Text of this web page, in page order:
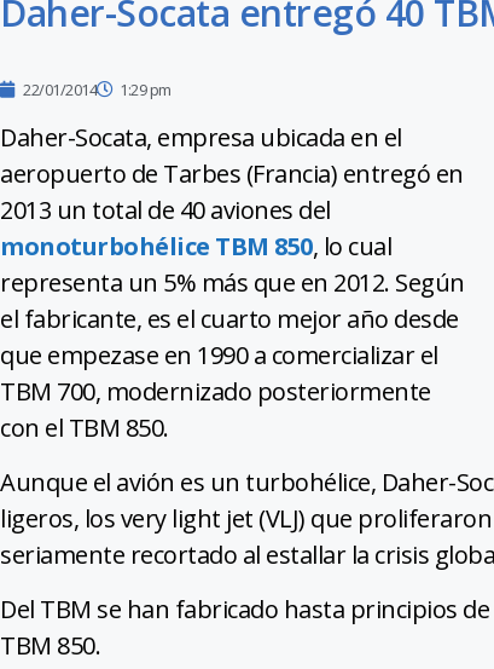
Daher-Socata entregó 40
22/01/2014 1:29 pm
Daher-Socata, empresa ubicada en el
aeropuerto de Tarbes (Francia) entregó en
2013 un total de 40 aviones del
monoturbohélice TBM 850, lo cual
representa un 5% más que en 2012. Según
el fabricante, es el cuarto mejor año desde
que empezase en 1990 a comercializar el
TBM 700, modernizado posteriormente
con el TBM 850.
Aunque el avión es un turbohélice, Daher-
ligeros, los very light jet (VLJ) que
seriamente recortado al estallar la crisis
Del TBM se han fabricado hasta principios
TBM 850.